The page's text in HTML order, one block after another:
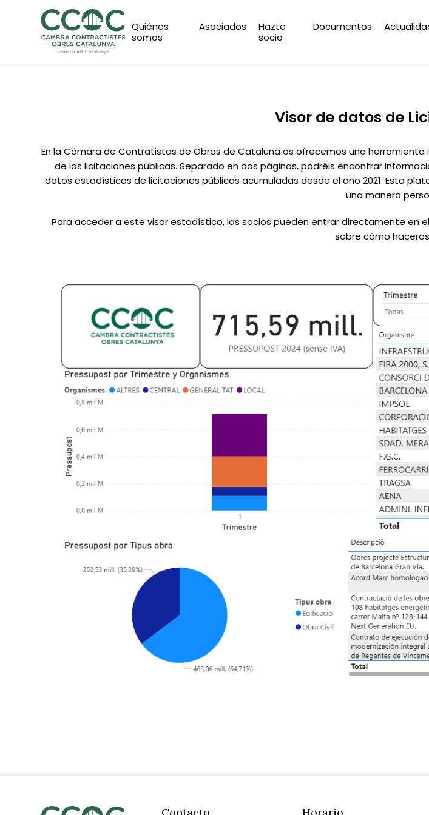
Quiénes
somos
Asociados
Hazte
socio
Documentos
Visor de datos de
En la Cámara de Contratistas de Obras de Cataluña os ofrecemos una
de las licitaciones públicas. Separado en dos páginas, podréis encontrar
datos estadísticos de licitaciones públicas acumuladas desde el año 2021. Esta
una manera
Para acceder a este visor estadístico, los socios pueden entrar directamente en el
sobre cómo